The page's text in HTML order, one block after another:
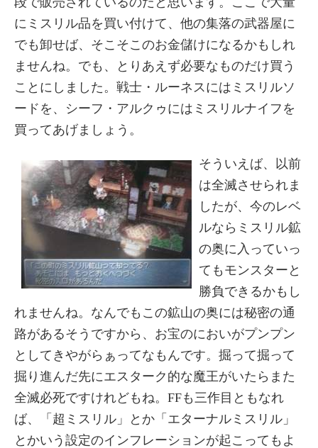
にミスリル品を買い付けて、他の集落の武器屋に
でも卸せば、そこそこのお金儲けになるかもしれ
ませんね。でも、とりあえず必要なものだけ買う
ことにしました。戦士・ルーネスにはミスリルソ
ードを、シーフ・アルクゥにはミスリルナイフを
買ってあげましょう。
そういえば、以前
は全滅させられま
したが、今のレベ
ルならミスリル鉱
の奥に入っていっ
てもモンスターと
勝負できるかもし
れませんね。なんでもこの鉱山の奥には秘密の通
路があるそうですから、お宝のにおいがプンプン
としてきやがらぁってなもんです。掘って掘って
掘り進んだ先にエスターク的な魔王がいたらまた
全滅必死ですけれどもね。FFも三作目ともなれ
ば、「超ミスリル」とか「エターナルミスリル」
とかいう設定のインフレーションが起こってもよ